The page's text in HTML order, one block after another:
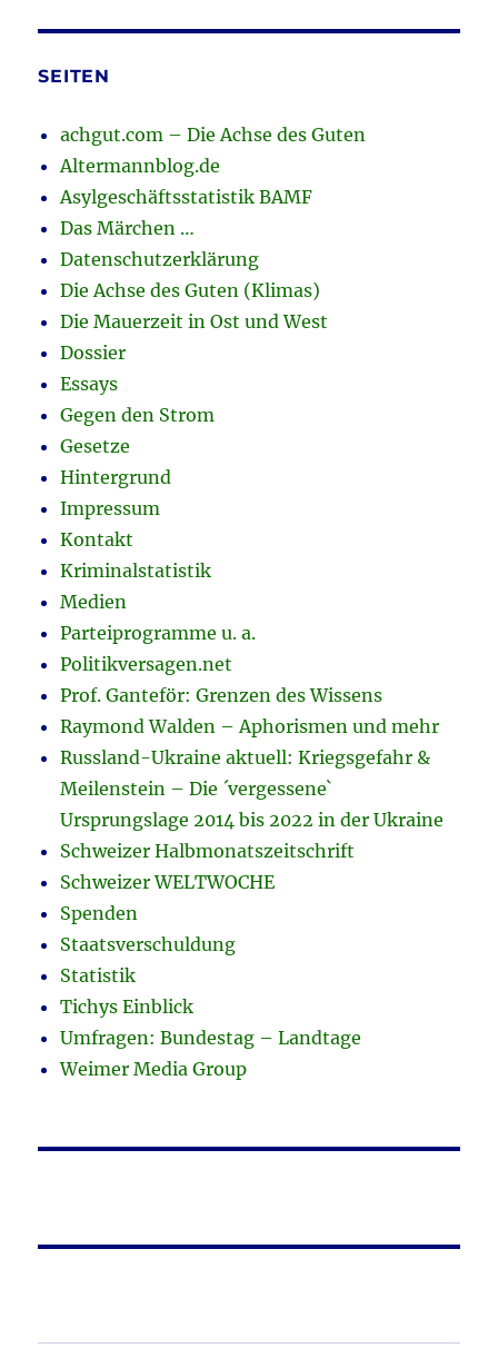
SEITEN
achgut.com – Die Achse des Guten
Altermannblog.de
Asylgeschäftsstatistik BAMF
Das Märchen …
Datenschutzerklärung
Die Achse des Guten (Klimas)
Die Mauerzeit in Ost und West
Dossier
Essays
Gegen den Strom
Gesetze
Hintergrund
Impressum
Kontakt
Kriminalstatistik
Medien
Parteiprogramme u. a.
Politikversagen.net
Prof. Ganteför: Grenzen des Wissens
Raymond Walden – Aphorismen und mehr
Russland-Ukraine aktuell: Kriegsgefahr &
Meilenstein – Die ´vergessene`
Ursprungslage 2014 bis 2022 in der Ukraine
Schweizer Halbmonatszeitschrift
Schweizer WELTWOCHE
Spenden
Staatsverschuldung
Statistik
Tichys Einblick
Umfragen: Bundestag – Landtage
Weimer Media Group